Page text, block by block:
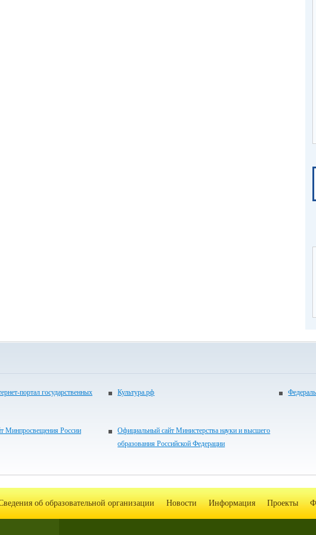
портал государственных
Культура.рф
Минпросвещения России
Официальный сайт Министерства науки и высшего
образования Российской Федерации
об образовательной организации Новости Информация Проекты